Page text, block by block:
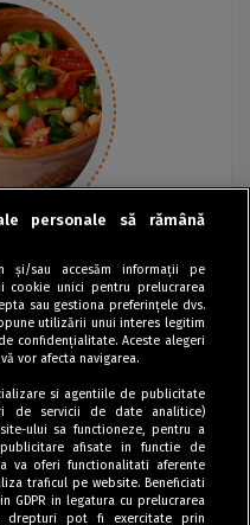
personale să rămână
și/sau accesăm informații pe
cookie unici pentru prelucrarea
sau gestiona preferințele dvs.
utilizării unui interes legitim
confidențialitate. Aceste alegeri
vor afecta navigarea.
si agentiile de publicitate
de servicii de date analitice)
ului sa functioneze, pentru a
afisate in functie de
va oferi functionalitati aferente
traficul pe website. Beneficiati
GDPR in legatura cu prelucrarea
drepturi pot fi exercitate prin